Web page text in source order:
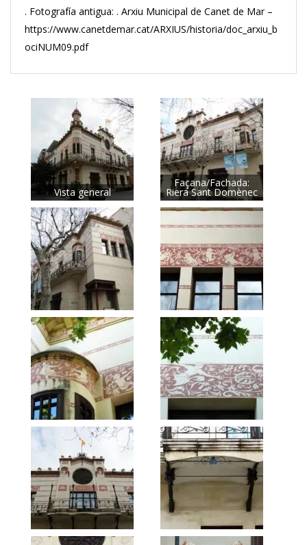
. Fotografía antigua: . Arxiu Municipal de Canet de Mar –
https://www.canetdemar.cat/ARXIUS/historia/doc_arxiu_b
ociNUM09.pdf
Vista general
Façana/Fachada:
Riera Sant Domènec